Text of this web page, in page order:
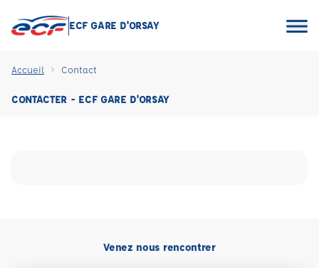
ECF GARE D'ORSAY
Accueil Contact
CONTACTER - ECF GARE D'ORSAY
Venez nous rencontrer